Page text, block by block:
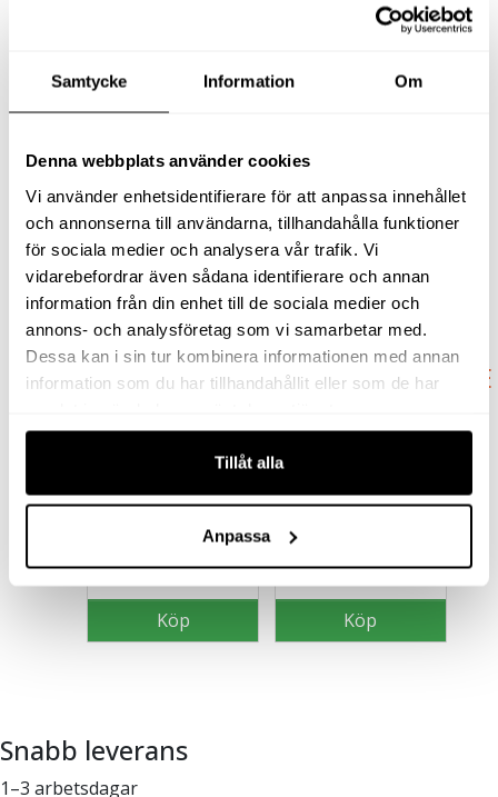
Samtycke Information Om
Denna webbplats använder cookies
Vi använder enhetsidentifierare för att anpassa innehållet
och annonserna till användarna, tillhandahålla funktioner
för sociala medier och analysera vår trafik. Vi
vidarebefordrar även sådana identifierare och annan
information från din enhet till de sociala medier och
annons- och analysföretag som vi samarbetar med.
Dessa kan i sin tur kombinera informationen med annan
information som du har tillhandahållit eller som de har
Tillåt alla
Anpassa
(47 913.75 inkl moms)
Köp
exkl moms
Köp
SLIPMASKIN
312A
3 192kr exkl moms
inkl moms)
Köp
MEJSELHAMMARE
3 941
Köp
Snabb leverans
1–3 arbetsdagar